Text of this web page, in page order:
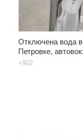
Отключена вода
Петровке,
+902